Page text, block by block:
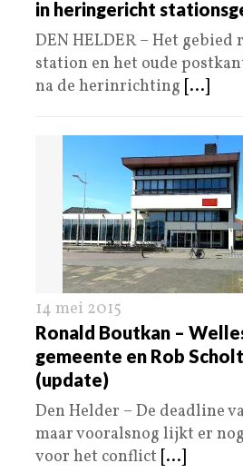
in heringericht
DEN HELDER – Het gebied
station en het oude
na de herinrichting [...]
14 mei 2015
Ronald Boutkan –
gemeente en Rob
(update)
Den Helder – De deadline
maar vooralsnog lijkt er
voor het conflict [...]